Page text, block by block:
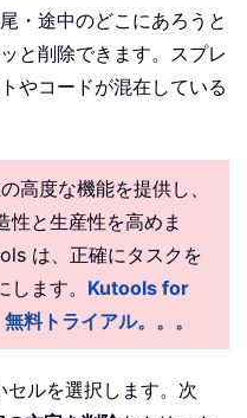
・途中のどこにあろうと
と削除できます。スプレ
やコードが混在している
高度な機能を提供し、
性と生産性を高めま
は、正確にタスクを
ます。 Kutools for
無料トライアル。。。
セルを選択します。次